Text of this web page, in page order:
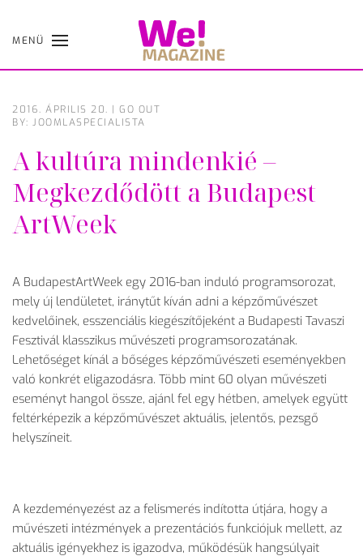
Skip
MENÜ
2016. ÁPRILIS 20. | GO OUT
BY: JOOMLASPECIALISTA
A kultúra mindenkié –
Megkezdődött a Budapest
ArtWeek
A BudapestArtWeek egy 2016-ban induló programsorozat,
mely új lendületet, iránytűt kíván adni a képzőművészet
kedvelőinek, esszenciális kiegészítőjeként a Budapesti Tavaszi
Fesztivál klasszikus művészeti programsorozatának.
Lehetőséget kínál a bőséges képzőművészeti eseményekben
való konkrét eligazodásra. Több mint 60 olyan művészeti
eseményt hangol össze, ajánl fel egy hétben, amelyek együtt
feltérképezik a képzőművészet aktuális, jelentős, pezsgő
helyszíneit.
A kezdeményezést az a felismerés indította útjára, hogy a
művészeti intézmények a prezentációs funkciójuk mellett, az
aktuális igényekhez is igazodva, működésük hangsúlyait